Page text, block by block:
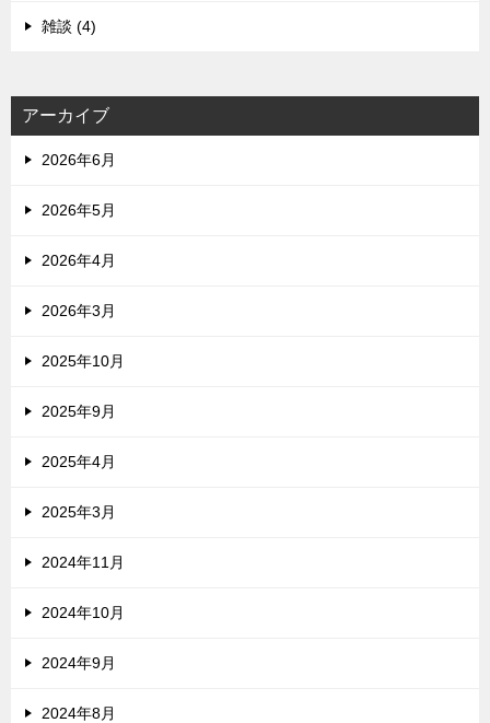
雑談 (4)
アーカイブ
2026年6月
2026年5月
2026年4月
2026年3月
2025年10月
2025年9月
2025年4月
2025年3月
2024年11月
2024年10月
2024年9月
2024年8月